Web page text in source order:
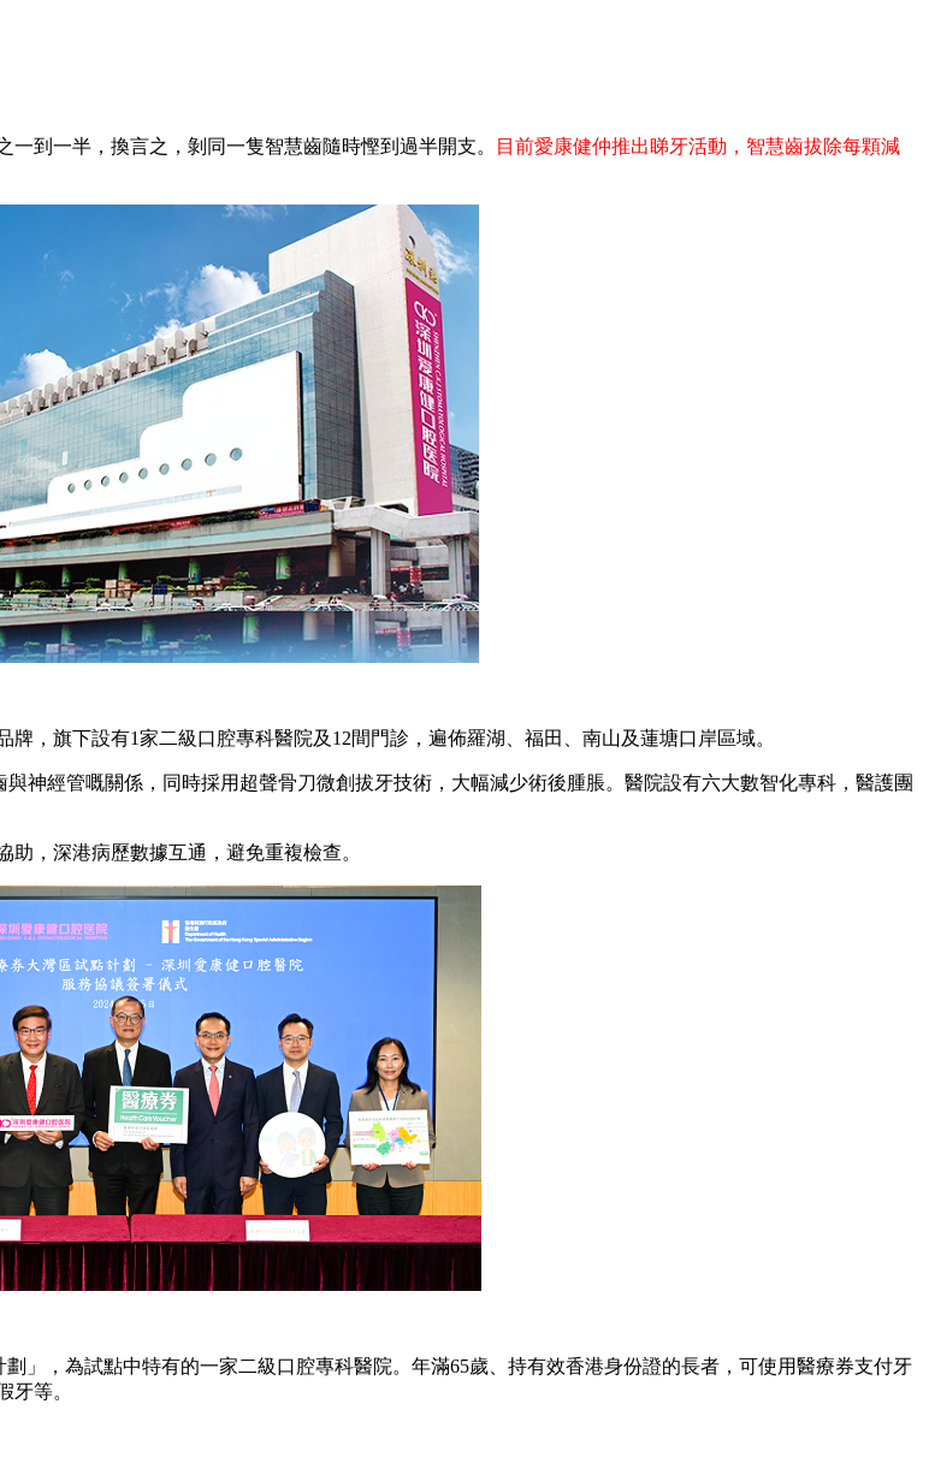
到一半，換言之，剝同一隻智慧齒隨時慳到過半開支。
目前愛康健仲推出睇牙活動，智慧齒拔除每顆減
，旗下設有1家二級口腔專科醫院及12間門診，遍佈羅湖、福田、南山及蓮塘口岸區域。
經管嘅關係，同時採用超聲骨刀微創拔牙技術，大幅減少術後腫脹。醫院設有六大數智化專科，醫護團
，深港病歷數據互通，避免重複檢查。
，為試點中特有的一家二級口腔專科醫院。年滿65歲、持有效香港身份證的長者，可使用醫療券支付牙
牙等。